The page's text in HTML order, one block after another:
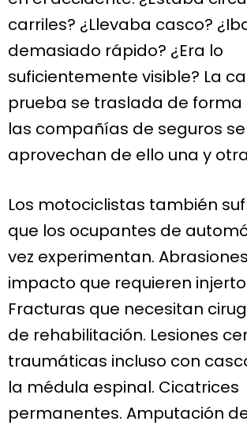
carriles? ¿Llevaba casco?
demasiado rápido? ¿Era lo
suficientemente visible? La
prueba se traslada de forma
las compañías de seguros se
aprovechan de ello una y
Los motociclistas también
que los ocupantes de
vez experimentan.
impacto que requieren
Fracturas que necesitan
de rehabilitación. Lesiones
traumáticas incluso con
la médula espinal. Cicatrices
permanentes. Amputación